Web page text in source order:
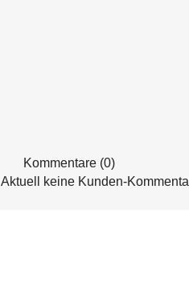
Kommentare (0)
Aktuell keine Kunden-